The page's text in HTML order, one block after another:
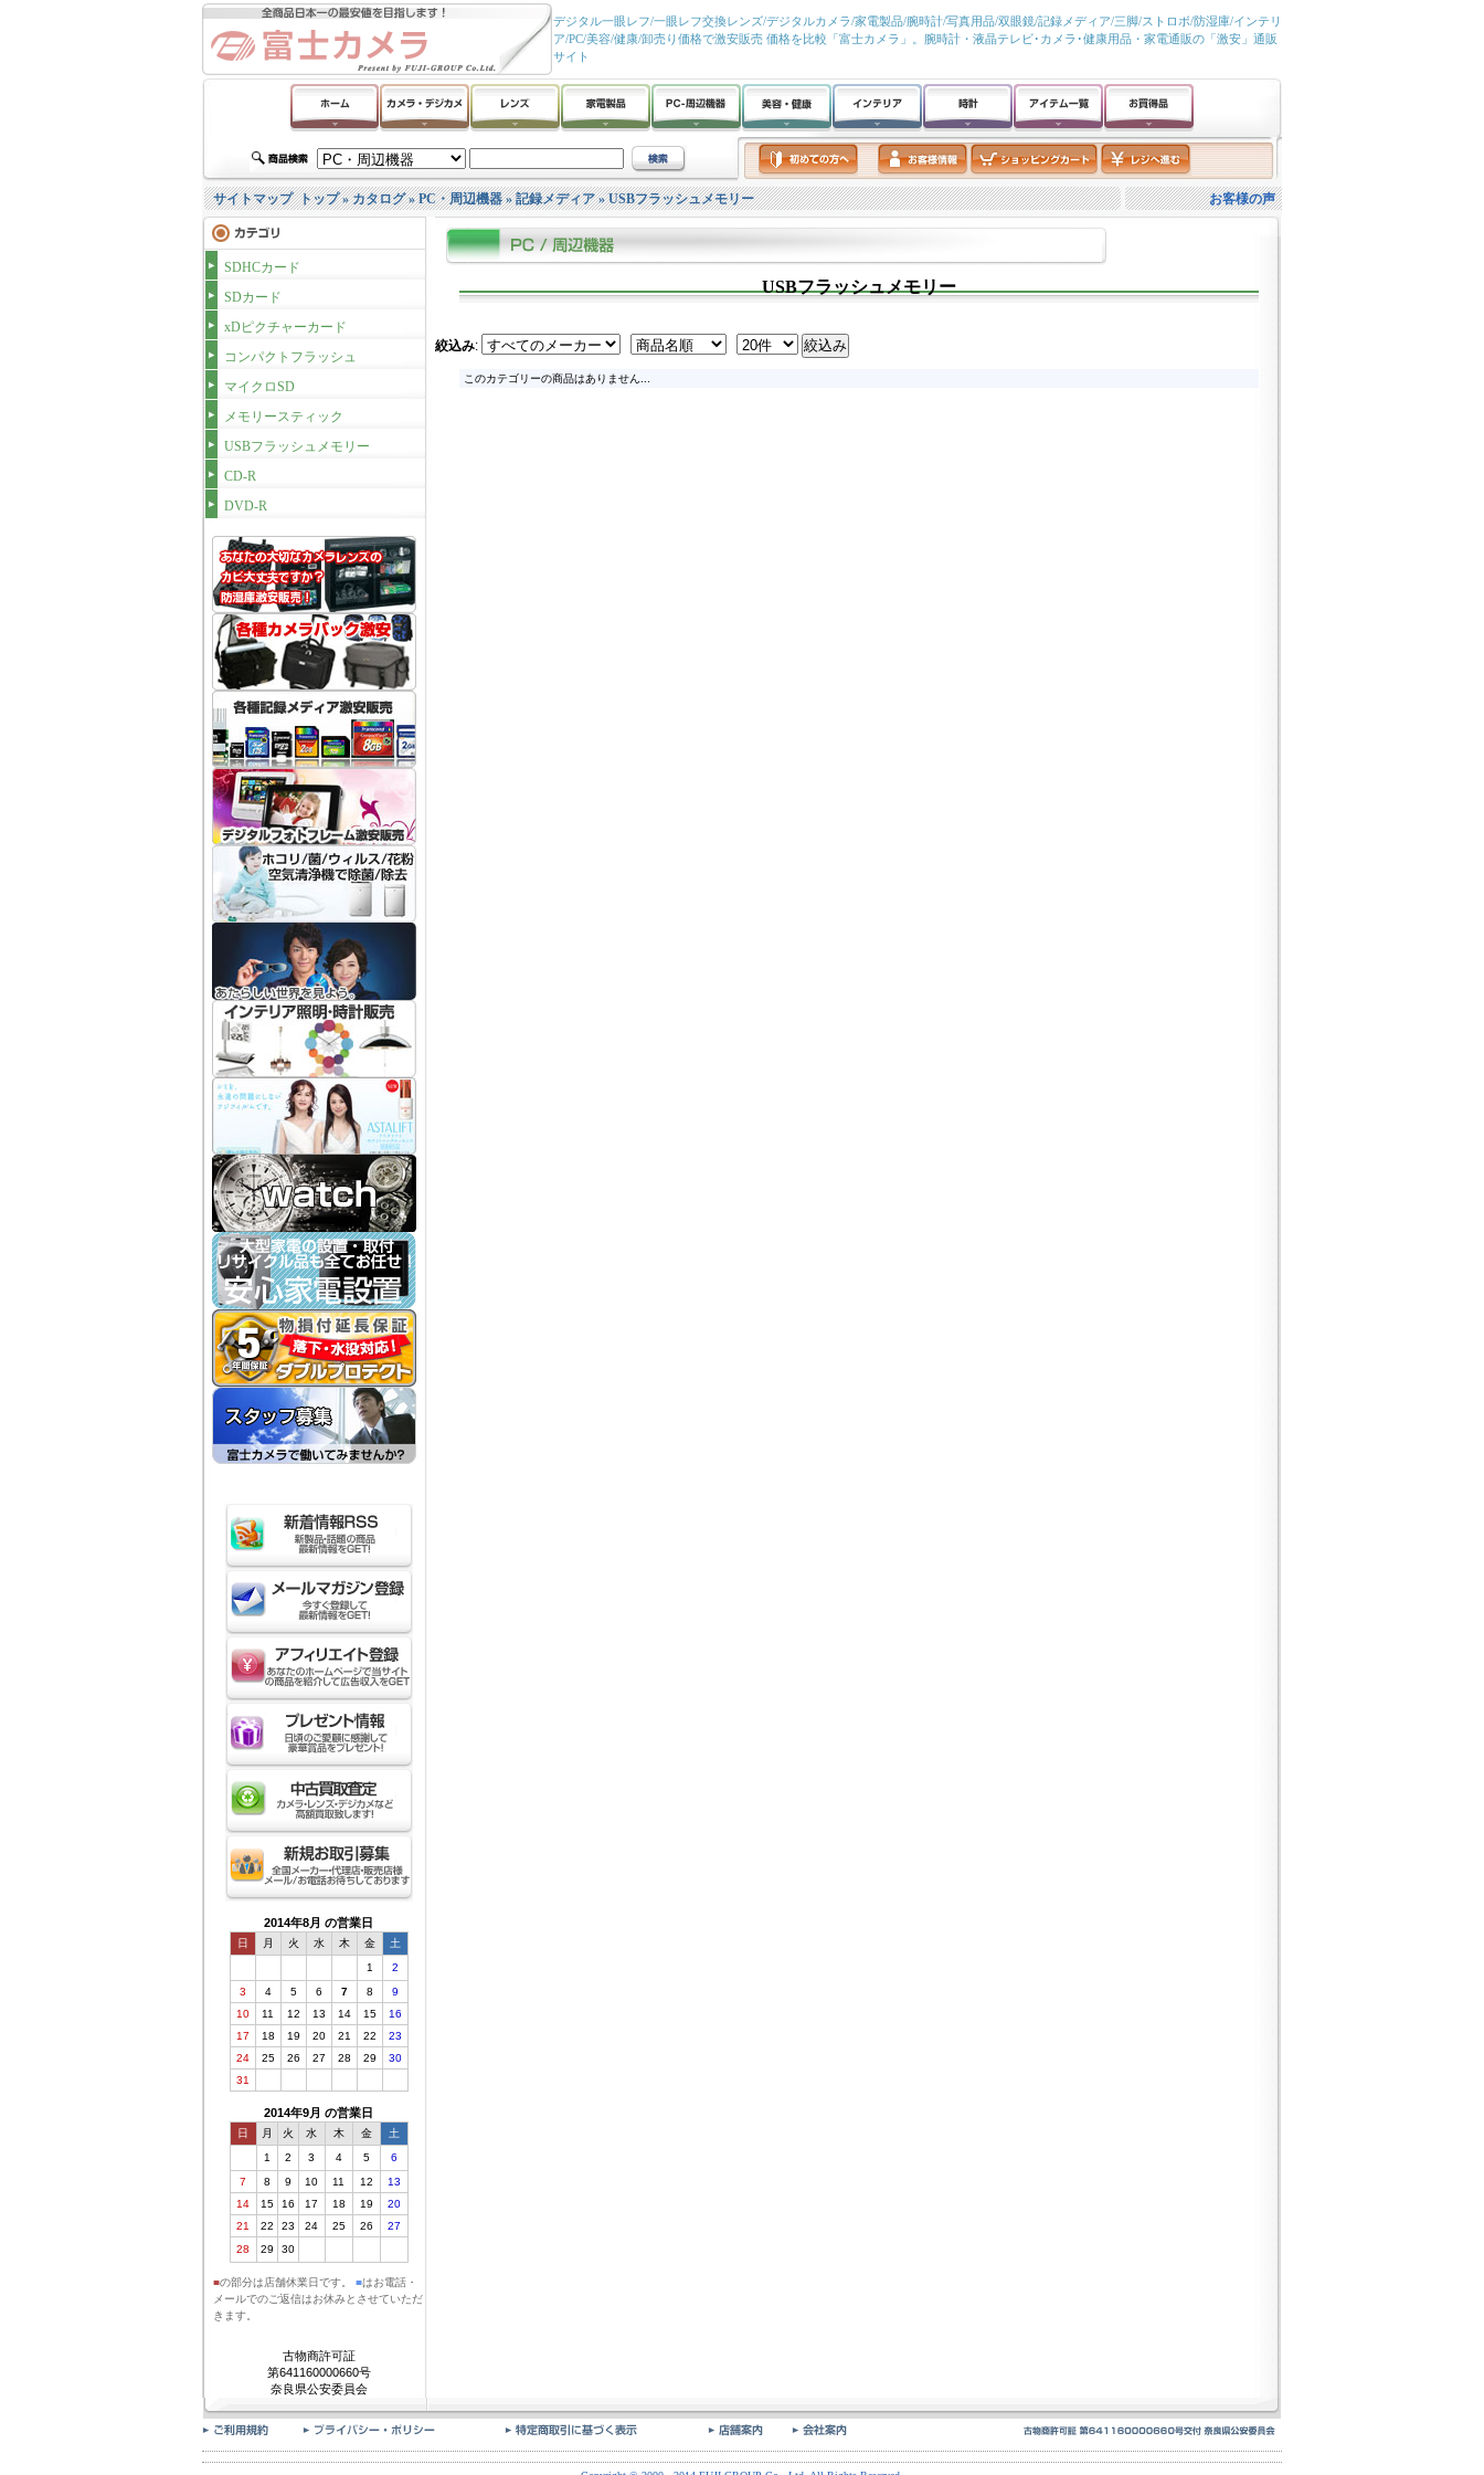
デジタル一眼レフ/一眼レフ交換レンズ/デジタルカメラ/家電製品/腕時計/写真用品/双眼鏡/記録メディア/三脚/ストロボ/防湿庫/インテリ
ア/PC/美容/健康/卸売り価格で激安販売 価格を比較「富士カメラ」。腕時計・液晶テレビ･カメラ･健康用品・家電通販の「激安」通販
サイト
サイトマップ トップ»カタログ»PC・周辺機器»記録メディア»USBフラッシュメモリー お客様の声
SDHCカード
SDカード
xDピクチャーカード
コンパクトフラッシュ
マイクロSD
メモリースティック
USBフラッシュメモリー
CD-R
DVD-R
2014年8月 の営業日
日 月 火 水 木 金
土
1
2
3
4 5 6 7 8
9
10
11 12 13 14 15
16
17
18 19 20 21 22
23
24
25 26 27 28 29
30
31
2014年9月 の営業日
日 月 火 水 木 金
土
1
2 3 4 5
6
7
8 9 10 11 12
13
14
15 16 17 18 19
20
21
22 23 24 25 26
27
28
29 30
■の部分は店舗休業日です。 ■はお電話・
メールでのご返信はお休みとさせていただ
きます。
古物商許可証
第641160000660号
奈良県公安委員会
USBフラッシュメモリー
絞込み:
このカテゴリーの商品はありません...